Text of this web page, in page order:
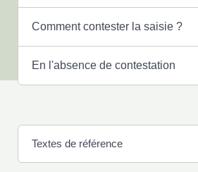
Comment contester la saisie ?
En l'absence de contestation
Textes de référence